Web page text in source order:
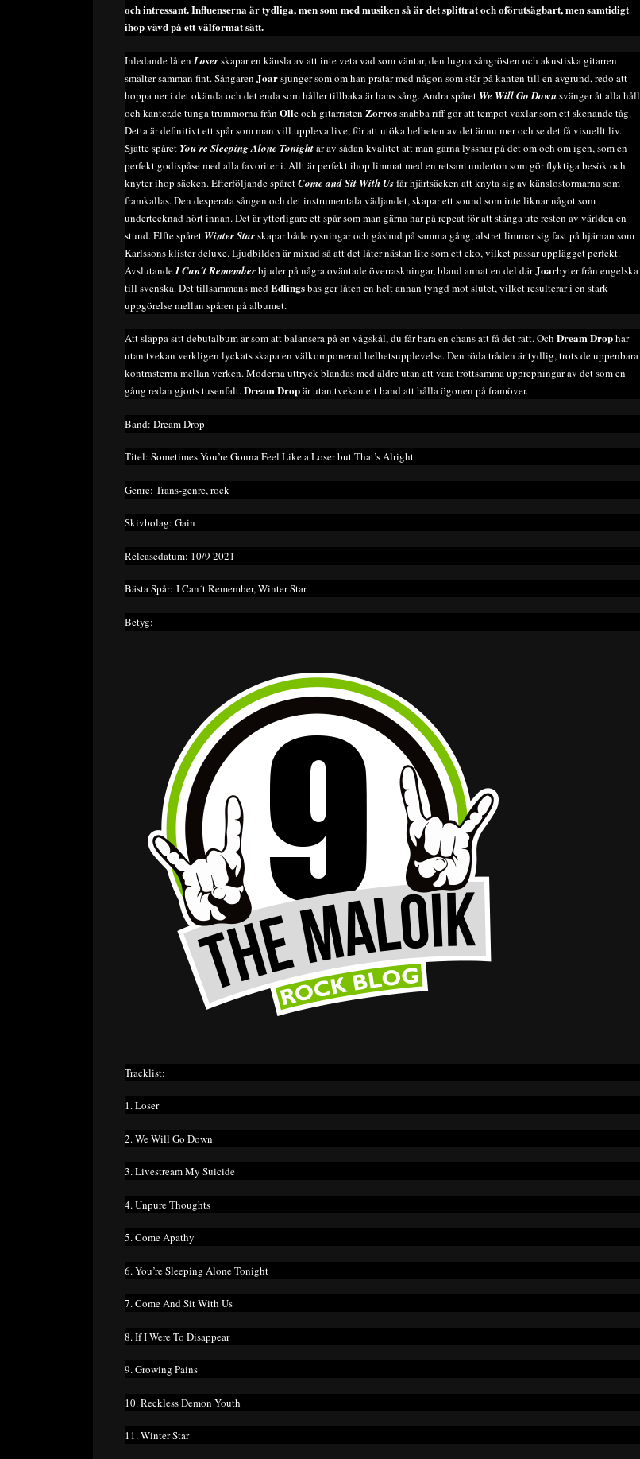
och intressant. Influenserna är tydliga, men som med musiken så är det splittrat och oförutsägbart, men samtidigt
ihop vävd på ett välformat sätt.
Inledande låtenLoserskapar en känsla av att inte veta vad som väntar, den lugna sångrösten och akustiska gitarren
smälter samman fint. Sångaren Joarsjunger som om han pratar med någon som står på kanten till en avgrund, redo att
hoppa ner i det okända och det enda som håller tillbaka är hans sång. Andra spåret We Will Go Downsvänger åt alla håll
och kanter,de tunga trummorna från Olleoch gitarristen Zorrossnabba riff gör att tempot växlar som ett skenande tåg.
Detta är definitivt ett spår som man vill uppleva live, för att utöka helheten av det ännu mer och se det få visuellt liv.
Sjätte spåret You´re Sleeping Alone Tonightär av sådan kvalitet att man gärna lyssnar på det om och om igen, som en
perfekt godispåse med alla favoriter i. Allt är perfekt ihop limmat med en retsam underton som gör flyktiga besök och
knyter ihop säcken. Efterföljande spåretCome and Sit With Usfår hjärtsäcken att knyta sig av känslostormarna som
framkallas. Den desperata sången och det instrumentala vädjandet, skapar ett sound som inte liknar något som
undertecknad hört innan. Det är ytterligare ett spår som man gärna har på repeat för att stänga ute resten av världen en
stund. Elfte spåret Winter Starskapar både rysningar och gåshud på samma gång, alstret limmar sig fast på hjärnan som
Karlssons klister deluxe. Ljudbilden är mixad så att det låter nästan lite som ett eko, vilket passar upplägget perfekt.
AvslutandeI Can´t Rememberbjuder på några oväntade överraskningar, bland annat en del därJoarbyter från engelska
till svenska. Det tillsammans medEdlingsbas ger låten en helt annan tyngd mot slutet, vilket resulterar i en stark
uppgörelse mellan spåren på albumet.
Att släppa sitt debutalbum är som att balansera på en vågskål, du får bara en chans att få det rätt. Och Dream Drophar
utan tvekan verkligen lyckats skapa en välkomponerad helhetsupplevelse. Den röda tråden är tydlig, trots de uppenbara
kontrasterna mellan verken. Moderna uttryck blandas med äldre utan att vara tröttsamma upprepningar av det som en
gång redan gjorts tusenfalt.Dream Dropär utan tvekan ett band att hålla ögonen på framöver.
Band: Dream Drop
Titel: Sometimes You’re Gonna Feel Like a Loser but That’s Alright
Genre: Trans-genre, rock
Skivbolag: Gain
Releasedatum: 10/9 2021
Bästa Spår: I Can´t Remember, Winter Star.
Betyg:
Tracklist:
1. Loser
2. We Will Go Down
3. Livestream My Suicide
4. Unpure Thoughts
5. Come Apathy
6. You’re Sleeping Alone Tonight
7. Come And Sit With Us
8. If I Were To Disappear
9. Growing Pains
10. Reckless Demon Youth
11. Winter Star